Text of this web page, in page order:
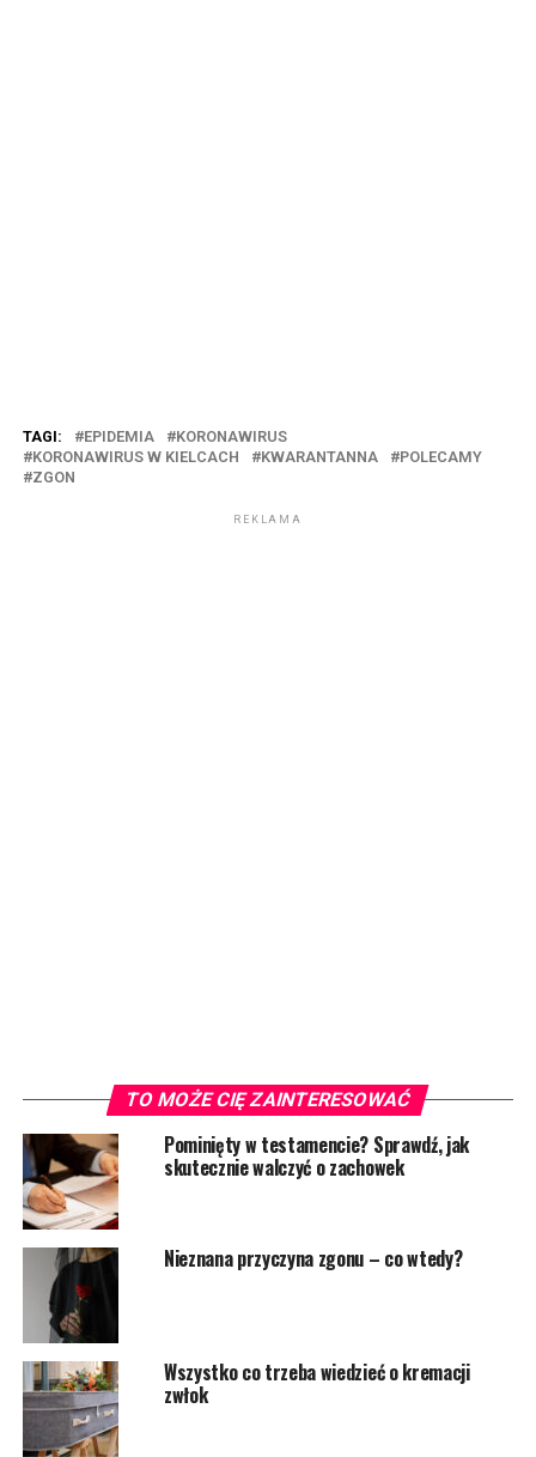
TAGI: EPIDEMIA
KORONAWIRUS
KORONAWIRUS W KIELCACH
KWARANTANNA
POLECAMY
ZGON
REKLAMA
TO MOŻE CIĘ ZAINTERESOWAĆ
Pominięty w testamencie? Sprawdź, jak
skutecznie walczyć o zachowek
Nieznana przyczyna zgonu – co wtedy?
Wszystko co trzeba wiedzieć o kremacji
zwłok